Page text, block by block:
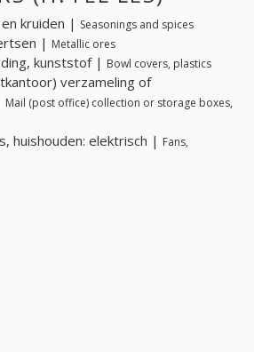
kruiden | Seasonings and spices
| Metallic ores
kunststof | Bowl covers, plastics
verzameling of
Mail (post office) collection or storage boxes,
huishouden: elektrisch | Fans,